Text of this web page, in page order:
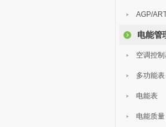
电能管
空调控制
多功能表
电能表
电能质量